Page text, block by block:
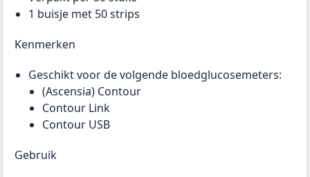
1 buisje met 50 strips
Kenmerken
Geschikt voor de volgende bloedglucosemeters:
(Ascensia) Contour
Contour Link
Contour USB
Gebruik